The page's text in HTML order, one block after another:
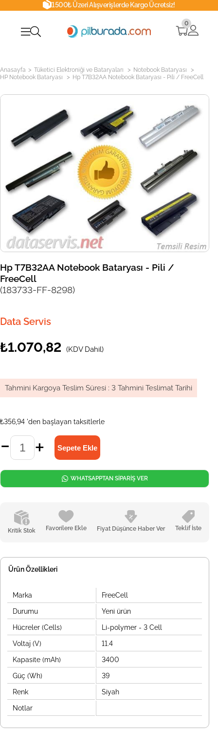
1500₺ Üzeri Alışverişlerde Kargo Ücretsiz!
0
Anasayfa > Tüketici Elektroniği ve Bataryaları > Notebook Bataryası >
HP Notebook Bataryası > Hp T7B32AA Notebook Bataryası - Pili / FreeCell
Hp T7B32AA Notebook Bataryası - Pili /
FreeCell
(183733-FF-8298)
Data Servis
₺1.070,82 (KDV Dahil)
Tahmini Kargoya Teslim Süresi : 3 Tahmini Teslimat Tarihi
₺356,94 'den başlayan taksitlerle
Kritik Stok Favorilere Ekle Fiyat Düşünce Haber Ver Teklif İste
WHATSAPPTAN SİPARİŞ VER
Ürün Özellikleri
Marka FreeCell
Durumu Yeni ürün
Hücreler (Cells) Li-polymer - 3 Cell
Voltaj (V) 11.4
Kapasite (mAh) 3400
Güç (Wh) 39
Renk Siyah
Notlar